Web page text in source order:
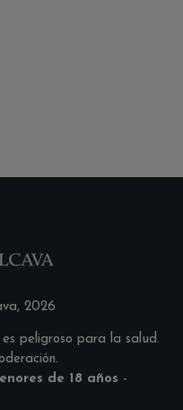
2026
peligroso para la salud.
de 18 años -